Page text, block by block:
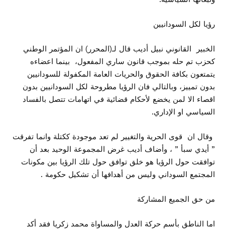
رؤيا لكل السودانيين
الخبير القانوني نبيل أديب قال لـ(المحرر) ان المؤتمر الوطني
كحزب تم حله بموجب قانون ساري المفعول، بينما اعضاءه
يتمتعون بكافة الحقوق والحريات العامة المكفولة للسودانيين
بدون تمييز، وبالتالي فان الرؤيا مطروحة لكل السودانيين بدون
اقصاء الا لمن يخضع لأحكام قضائية في اتهامات تتصل بالفساد
السياسي او الإداري.
وقال ان قوى الحرية والتغيير لم تعد موجودة ككتلة وانما تفرقت
” أيدي سبأ ” ، وأضاف أديب غرض المجموعة الوحيد بعد أن
توافقت حول الرؤيا هو خلق توافق حول تلك الرؤيا بين مكونات
المجتمع السوداني وليس من أهدافها أن تشكيل حكومة .
من حق الجميع المشاركة
اما الناطق بأسم حركة العدل والمساواة محمد زكريا فقد أكد